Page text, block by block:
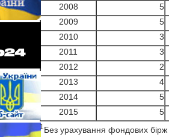
2008
5
2009
5
2010
3
2011
3
2012
2
2013
4
2014
5
2015
5
1 Без урахування фондових бірж